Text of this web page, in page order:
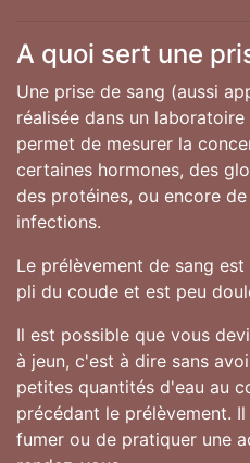
A quoi sert une
Une prise de sang (aussi
réalisée dans un
permet de mesurer la
certaines hormones, des
des protéines, ou encore
infections.
Le prélèvement de sang
pli du coude et est peu
Il est possible que vous
à jeun, c'est à dire sans
petites quantités d'eau au
précédant le prélèvement.
fumer ou de pratiquer une